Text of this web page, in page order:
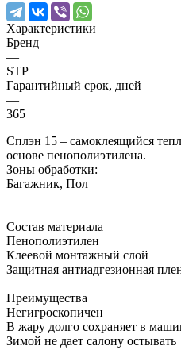
Характеристики
Бренд
—
STP
Гарантийный срок, дней
—
365
Сплэн 15 – самоклеящийся
основе пенополиэтилена.
Зоны обработки:
Багажник, Пол
Состав материала
Пенополиэтилен
Клеевой монтажный слой
Защитная антиадгезионная
Преимущества
Негигроскопичен
В жару долго сохраняет в
Зимой не дает салону остывать